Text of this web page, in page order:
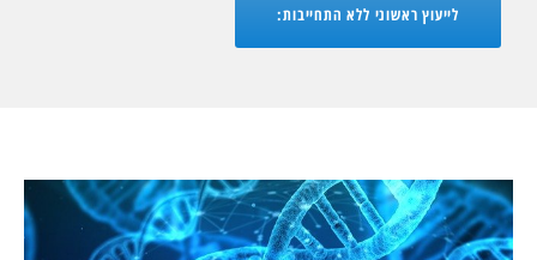
לייעוץ ראשוני ללא התחייבות: